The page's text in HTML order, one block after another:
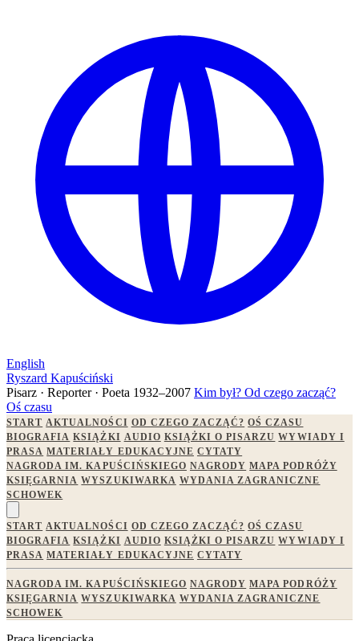
English
Ryszard Kapuściński
Pisarz · Reporter · Poeta 1932–2007 Kim był? Od czego zacząć?
Oś czasu
START AKTUALNOŚCI OD CZEGO ZACZĄĆ? OŚ CZASU
BIOGRAFIA KSIĄŻKI AUDIO KSIĄŻKI O PISARZU WYWIADY I
PRASA MATERIAŁY EDUKACYJNE CYTATY
NAGRODA IM. KAPUŚCIŃSKIEGO NAGRODY MAPA PODRÓŻY
KSIĘGARNIA WYSZUKIWARKA WYDANIA ZAGRANICZNE
SCHOWEK
START AKTUALNOŚCI OD CZEGO ZACZĄĆ? OŚ CZASU
BIOGRAFIA KSIĄŻKI AUDIO KSIĄŻKI O PISARZU WYWIADY I
PRASA MATERIAŁY EDUKACYJNE CYTATY
NAGRODA IM. KAPUŚCIŃSKIEGO NAGRODY MAPA PODRÓŻY
KSIĘGARNIA WYSZUKIWARKA WYDANIA ZAGRANICZNE
SCHOWEK